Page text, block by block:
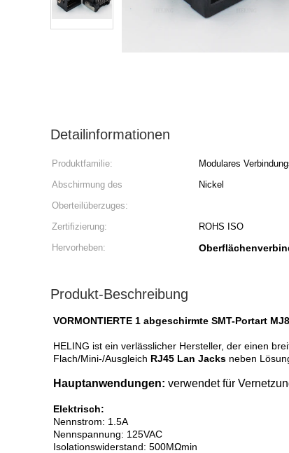
Detailinformationen
Produktfamilie: Modulares
Abschirmung des
Oberteilüberzuges:
Nickel
Zertifizierung: ROHS ISO
Hervorheben:
Produkt-Beschreibung
VORMONTIERTE 1 abgeschirmte SMT-Portart
HELING ist ein verlässlicher Hersteller, der einen
Flach/Mini-/Ausgleich RJ45 Lan Jacks neben
Hauptanwendungen: verwendetfür
Elektrisch:
Nennstrom: 1.5A
Nennspannung: 125VAC
Isolationswiderstand: 500MΩmin